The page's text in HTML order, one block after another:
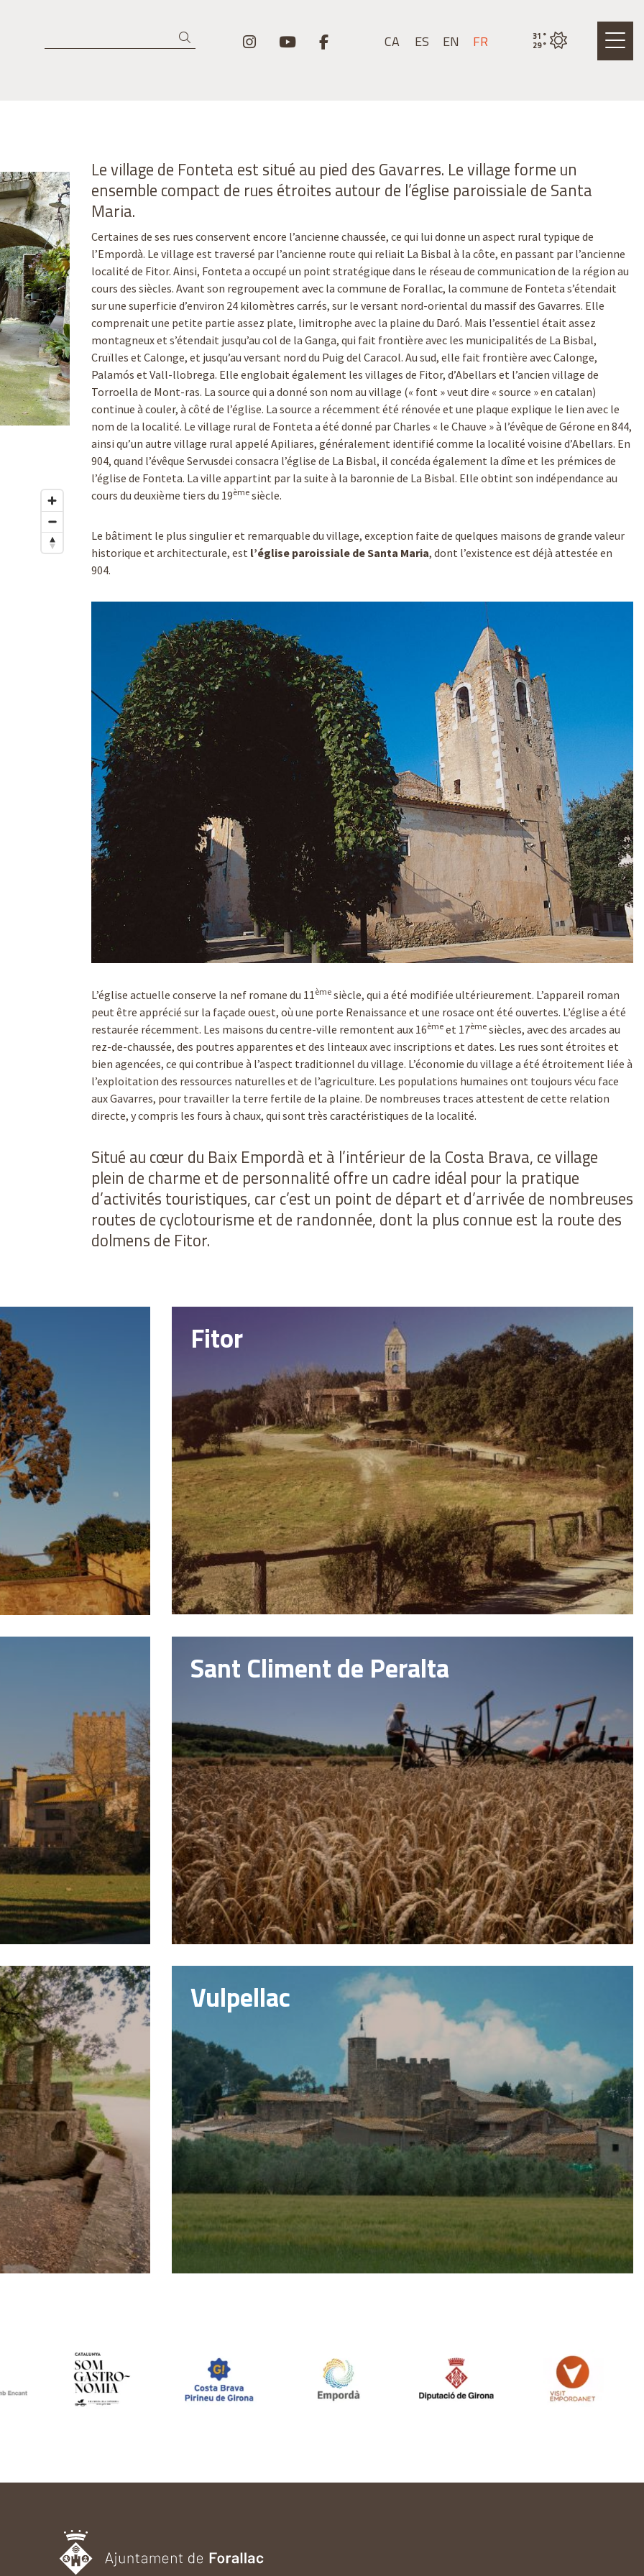
CA ES EN FR
Lier un instagram
Lier un youtube
Lier un facebook
Recherche État actuel de la
31 °
29°
Le village de Fonteta est situé au pied des Gavarres. Le village forme un
ensemble compact de rues étroites autour de l’église paroissiale de Santa
Maria.
Certaines de ses rues conservent encore l’ancienne chaussée, ce qui lui donne un aspect rural typique de
l’Empordà. Le village est traversé par l’ancienne route qui reliait La Bisbal à la côte, en passant par l’ancienne
localité de Fitor. Ainsi, Fonteta a occupé un point stratégique dans le réseau de communication de la région au
cours des siècles. Avant son regroupement avec la commune de Forallac, la commune de Fonteta s’étendait
sur une superficie d’environ 24 kilomètres carrés, sur le versant nord-oriental du massif des Gavarres. Elle
comprenait une petite partie assez plate, limitrophe avec la plaine du Daró. Mais l’essentiel était assez
montagneux et s’étendait jusqu’au col de la Ganga, qui fait frontière avec les municipalités de La Bisbal,
Cruïlles et Calonge, et jusqu’au versant nord du Puig del Caracol. Au sud, elle fait frontière avec Calonge,
Palamós et Vall-llobrega. Elle englobait également les villages de Fitor, d’Abellars et l’ancien village de
Torroella de Mont-ras. La source qui a donné son nom au village (« font » veut dire « source » en catalan)
continue à couler, à côté de l’église. La source a récemment été rénovée et une plaque explique le lien avec le
nom de la localité. Le village rural de Fonteta a été donné par Charles « le Chauve » à l’évêque de Gérone en 844,
ainsi qu’un autre village rural appelé Apiliares, généralement identifié comme la localité voisine d’Abellars. En
904, quand l’évêque Servusdei consacra l’église de La Bisbal, il concéda également la dîme et les prémices de
l’église de Fonteta. La ville appartint par la suite à la baronnie de La Bisbal. Elle obtint son indépendance au
cours du deuxième tiers du 19ème siècle.
Le bâtiment le plus singulier et remarquable du village, exception faite de quelques maisons de grande valeur
historique et architecturale, est l’église paroissiale de Santa Maria, dont l’existence est déjà attestée en
904.
L’église actuelle conserve la nef romane du 11 ème siècle, qui a été modifiée ultérieurement. L’appareil roman
peut être apprécié sur la façade ouest, où une porte Renaissance et une rosace ont été ouvertes. L’église a été
restaurée récemment. Les maisons du centre-ville remontent aux 16ème et 17ème siècles, avec des arcades au
rez-de-chaussée, des poutres apparentes et des linteaux avec inscriptions et dates. Les rues sont étroites et
bien agencées, ce qui contribue à l’aspect traditionnel du village. L’économie du village a été étroitement liée à
l’exploitation des ressources naturelles et de l’agriculture. Les populations humaines ont toujours vécu face
aux Gavarres, pour travailler la terre fertile de la plaine. De nombreuses traces attestent de cette relation
directe, y compris les fours à chaux, qui sont très caractéristiques de la localité.
Situé au cœur du Baix Empordà et à l’intérieur de la Costa Brava, ce village
plein de charme et de personnalité offre un cadre idéal pour la pratique
d’activités touristiques, car c’est un point de départ et d’arrivée de nombreuses
routes de cyclotourisme et de randonnée, dont la plus connue est la route des
dolmens de Fitor.
Fitor
Sant Climent de Peralta
Vulpellac